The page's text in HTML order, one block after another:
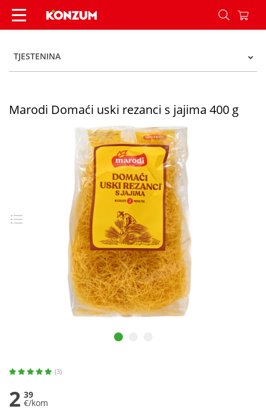
Marodi Domaći uski rezanci s jajima 400 g -
TJESTENINA
Marodi Domaći uski rezanci s jajima 400 g
(3)
2 39
€/kom